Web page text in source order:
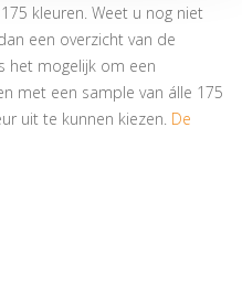
kleuren. Weet u nog niet
een overzicht van de
het mogelijk om een
met een sample van álle 175
uit te kunnen kiezen. De